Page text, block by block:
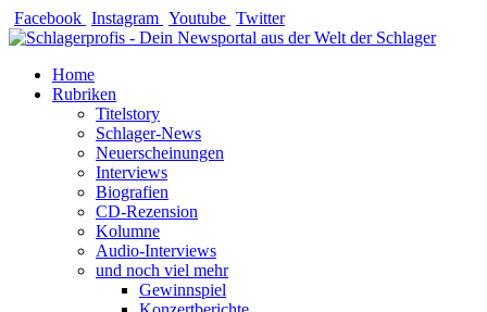
Zum
Inhalt
Facebook Instagram Youtube Twitter
Home
Rubriken
Titelstory
Schlager-News
Neuerscheinungen
Interviews
Biografien
CD-Rezension
Kolumne
Audio-Interviews
und noch viel mehr
Gewinnspiel